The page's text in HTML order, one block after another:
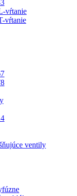
vŕtanie
vŕtanie
ventily